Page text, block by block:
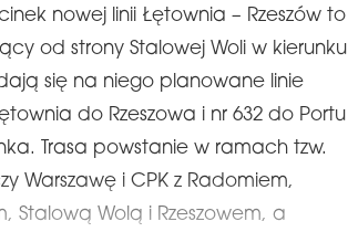
nowej linii Łętownia – Rzeszów to
od strony Stalowej Woli w kierunku
się na niego planowane linie
do Rzeszowa i nr 632 do Portu
Trasa powstanie w ramach tzw.
Warszawę i CPK z Radomiem,
Stalową Wolą i Rzeszowem, a